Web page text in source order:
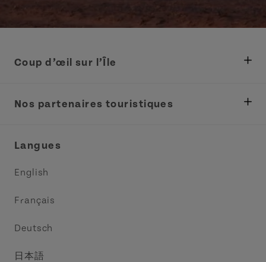
Coup d’œil sur l’Île
Tourisme
Nos partenaires touristiques
Langues
English
Français
Deutsch
日本語